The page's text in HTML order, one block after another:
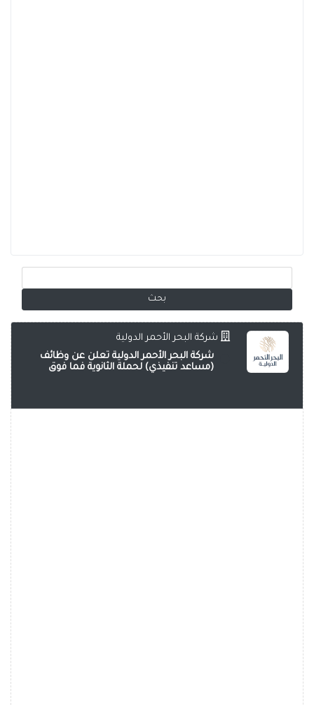
شركة البحر الأحمر الدولية
شركة البحر الأحمر الدولية تعلن عن وظائف
(مساعد تنفيذي) لحملة الثانوية فما فوق